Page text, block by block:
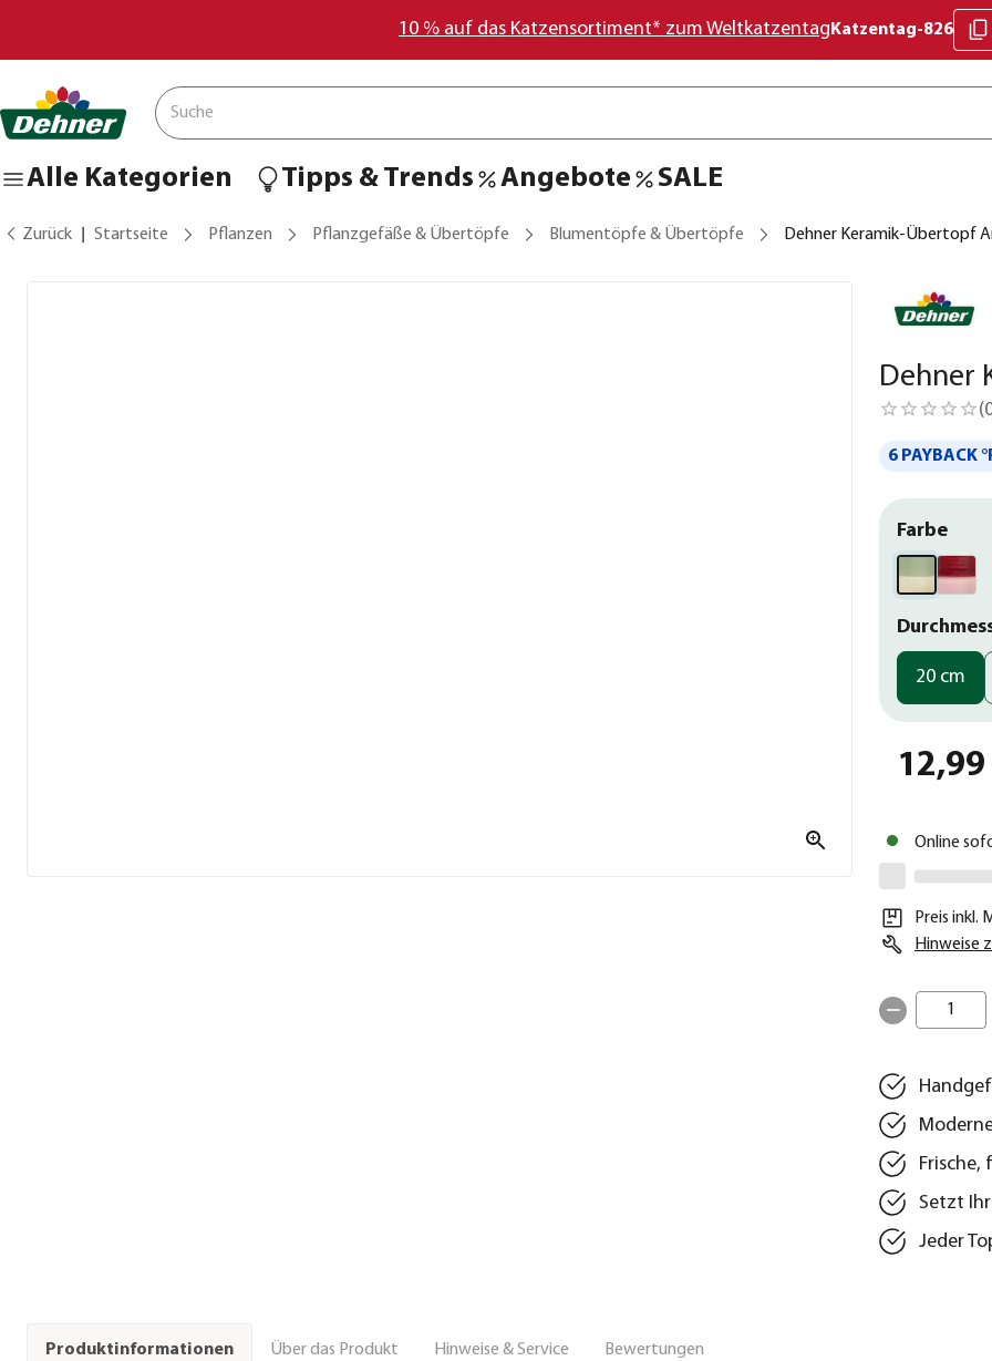
10 % auf das Katzensortiment* zum Weltkatzentag Katzentag-826
Alle Kategorien Tipps & Trends Angebote SALE
Zurück Startseite Pflanzen Pflanzgefäße & Übertöpfe Blumentöpfe & Übertöpfe Dehner Keramik-Übertopf
Dehner
(
6 PAYBACK
Farbe
20 cm
12,99
Online
Preis inkl.
Hinweise
1
Setzt
Jeder
Produktinformationen Über das Produkt Hinweise & Service Bewertungen